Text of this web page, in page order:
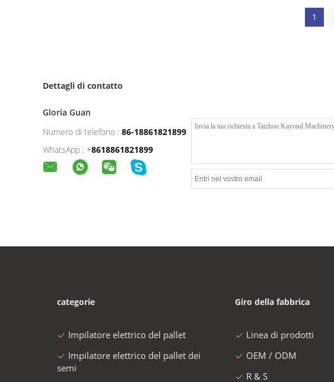
1
Dettagli di contatto
Gloria Guan
Numero di telefono : 86-18861821899
WhatsApp : +8618861821899
categorie
Impilatore elettrico del pallet
Impilatore elettrico del pallet dei
semi
Giro della fabbrica
Linea di prodotti
OEM / ODM
R & S